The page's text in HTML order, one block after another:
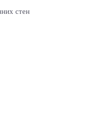
стен